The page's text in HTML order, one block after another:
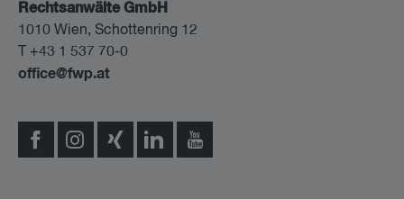
Rechtsanwälte GmbH
1010 Wien, Schottenring 12
T +43 1 537 70-0
office@fwp.at